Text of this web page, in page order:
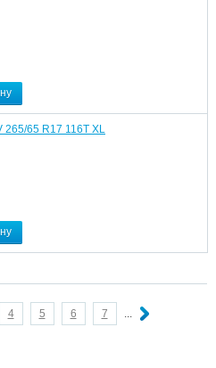
265/65 R17 116T XL
4 5 6 7 ...